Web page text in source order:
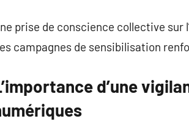
prise de conscience collective sur
campagnes de sensibilisation
d’une